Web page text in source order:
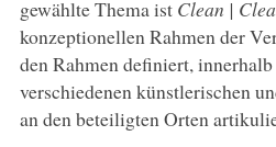
gewählte Thema ist Clean |
konzeptionellen Rahmen der
den Rahmen definiert,
verschiedenen künstlerischen
an den beteiligten Orten